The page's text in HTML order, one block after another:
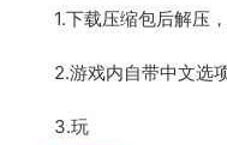
1.下载压缩包后解压
2.游戏内自带中文选
3.玩